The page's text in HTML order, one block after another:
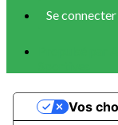
Se connecter
Vos